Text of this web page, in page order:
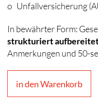
o Unfallversicherung
In bewährter Form:
strukturiert
Anmerkungen und 50-